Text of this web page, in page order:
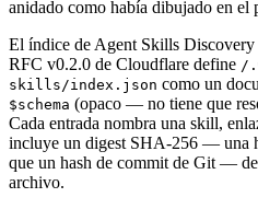
anidado como había dibujado en el
El índice de Agent Skills Discovery
RFC v0.2.0 de Cloudflare define /
skills/index.json como un
$schema (opaco — no tiene que
Cada entrada nombra una skill,
incluye un digest SHA-256 — una
que un hash de commit de Git —
archivo.